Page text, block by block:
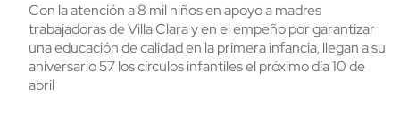
Con la atención a 8 mil niños en apoyo a madres
trabajadoras de Villa Clara y en el empeño por garantizar
una educación de calidad en la primera infancia, llegan a su
aniversario 57 los círculos infantiles el próximo día 10 de
abril